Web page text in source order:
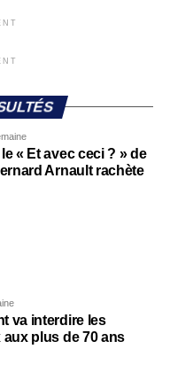
« Et avec ceci ? » de
Arnault rachète
va interdire les
plus de 70 ans